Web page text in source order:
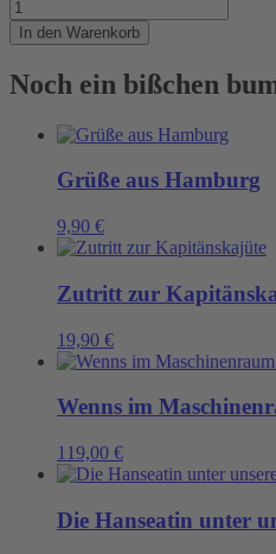
ja
nochmal
gegangen
In den Warenkorb
Noch ein bißchen
Grüße aus Hamburg
9,90 €
Zutritt zur
19,90 €
Wenns im
119,00 €
Die Hanseatin unter